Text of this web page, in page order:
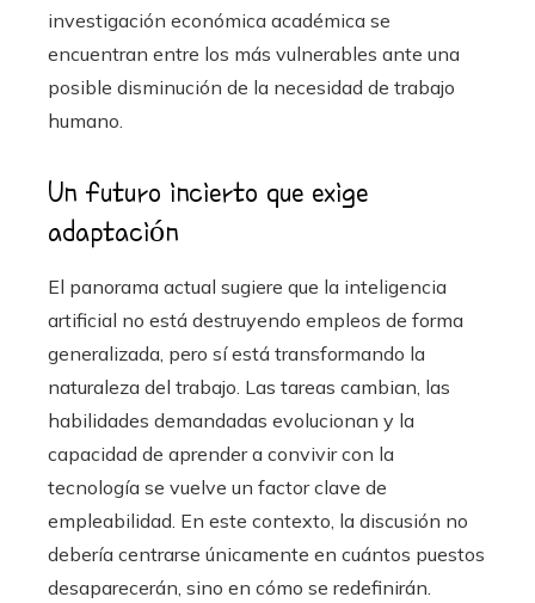
investigación económica académica se
encuentran entre los más vulnerables ante una
posible disminución de la necesidad de trabajo
humano.
Un futuro incierto que exige
adaptación
El panorama actual sugiere que la inteligencia
artificial no está destruyendo empleos de forma
generalizada, pero sí está transformando la
naturaleza del trabajo. Las tareas cambian, las
habilidades demandadas evolucionan y la
capacidad de aprender a convivir con la
tecnología se vuelve un factor clave de
empleabilidad. En este contexto, la discusión no
debería centrarse únicamente en cuántos puestos
desaparecerán, sino en cómo se redefinirán.